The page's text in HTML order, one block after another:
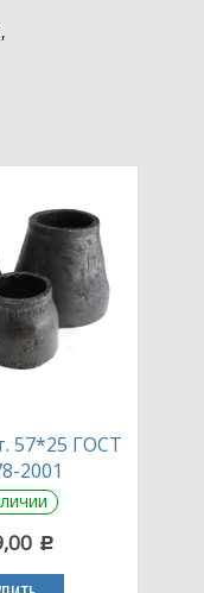
57*25 ГОСТ
2001
c